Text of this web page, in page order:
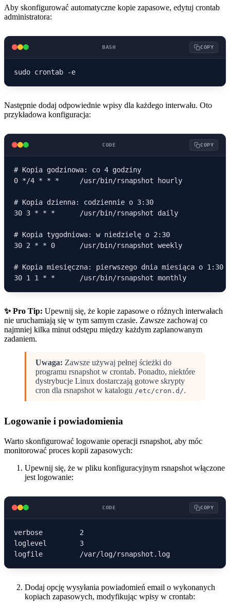
Aby skonfigurować automatyczne kopie zapasowe, edytuj crontab
administratora:
BASH COPY
Następnie dodaj odpowiednie wpisy dla każdego interwału. Oto
przykładowa konfiguracja:
CODE COPY
# Kopia godzinowa: co 4 godziny
0 */4 * * *     /usr/bin/rsnapshot hourly
# Kopia dzienna: codziennie o 3:30
30 3 * * *      /usr/bin/rsnapshot daily
# Kopia tygodniowa: w niedzielę o 2:30
30 2 * * 0      /usr/bin/rsnapshot weekly
# Kopia miesięczna: pierwszego dnia miesiąca o 1:30
✨ Pro Tip: Upewnij się, że kopie zapasowe o różnych interwałach
nie uruchamiają się w tym samym czasie. Zawsze zachowaj co
najmniej kilka minut odstępu między każdym zaplanowanym
zadaniem.
Uwaga: Zawsze używaj pełnej ścieżki do
programu rsnapshot w crontab. Ponadto, niektóre
dystrybucje Linux dostarczają gotowe skrypty
cron dla rsnapshot w katalogu /etc/cron.d/.
Logowanie i powiadomienia
Warto skonfigurować logowanie operacji rsnapshot, aby móc
monitorować proces kopii zapasowych:
Upewnij się, że w pliku konfiguracyjnym rsnapshot włączone
jest logowanie:
CODE COPY
verbose         2
loglevel        3
Dodaj opcję wysyłania powiadomień email o wykonanych
kopiach zapasowych, modyfikując wpisy w crontab: